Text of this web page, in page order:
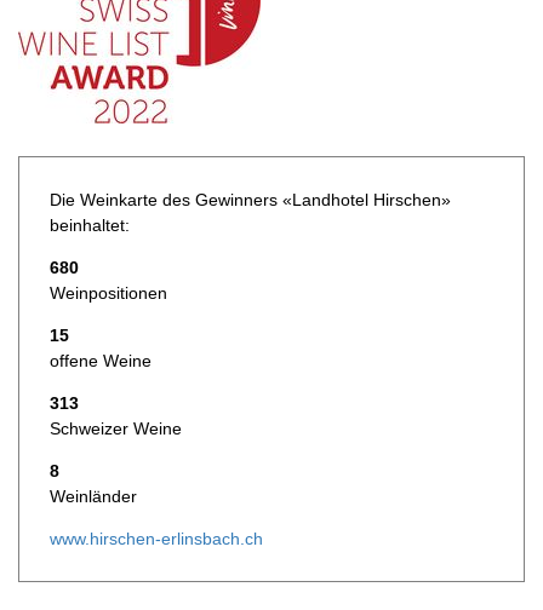
Die Weinkarte des Gewinners «Landhotel Hirschen»
beinhaltet:
680
Weinpositionen
15
offene Weine
313
Schweizer Weine
8
Weinländer
www.hirschen-erlinsbach.ch